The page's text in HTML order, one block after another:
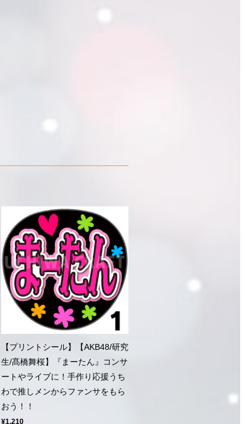
【プリントシール】【AKB48/研究
生/髙橋舞桜】『まーたん』コンサ
ートやライブに！手作り応援うち
わで推しメンからファンサをもら
おう！！
¥1,210